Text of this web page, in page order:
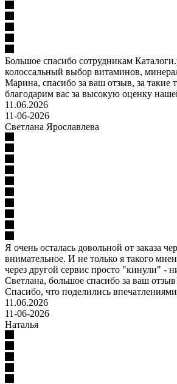
Большое спасибо сотрудникам
колоссальный выбор витаминов,
Марина, спасибо за ваш отзыв, за
благодарим вас за высокую оценку
11.06.2026
11-06-2026
Светлана Ярославлева
Я очень осталась довольной от заказа
внимательное. И не только я такого
через другой сервис просто "кинули" -
Светлана, большое спасибо за ваш
Спасибо, что поделились
11.06.2026
11-06-2026
Наталья